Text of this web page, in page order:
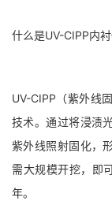
什么是UV-CIPP内
UV-CIPP（紫外线
技术。通过将浸渍
紫外线照射固化，
需大规模开挖，即
年。